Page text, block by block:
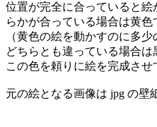
位置が完全に合っていると
らかが合っている場合は黄色
（黄色の絵を動かすのに多少
どちらとも違っている場合は
この色を頼りに絵を完成させ
元の絵となる画像は jpg の壁